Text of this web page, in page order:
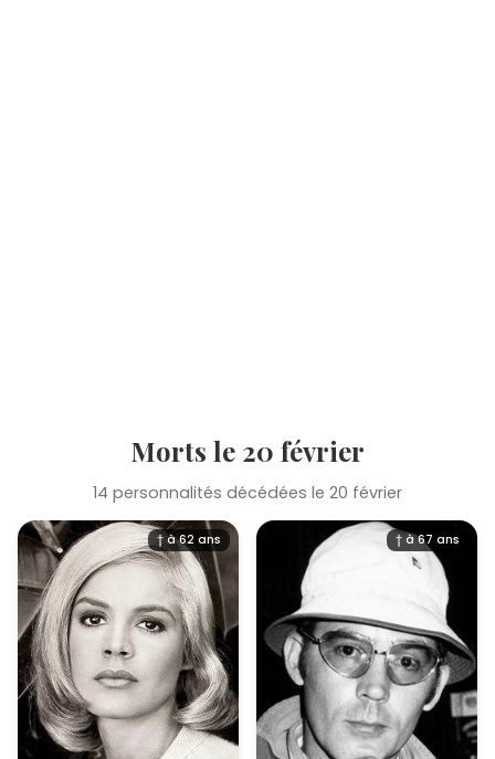
Morts le 20 février
14 personnalités décédées le 20 février
† à 62 ans † à 67 ans